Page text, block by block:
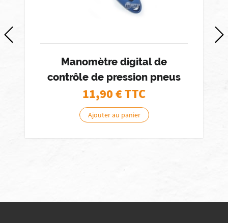
Manomètre digital de
contrôle de pression pneus
11,90€ TTC
Ajouter au panier